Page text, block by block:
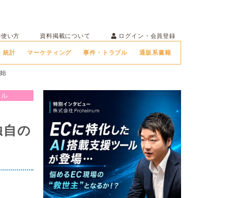
い方 資料掲載について ログイン・会員登録
統計 マーケティング 事件・トラブル 通販系書籍
の